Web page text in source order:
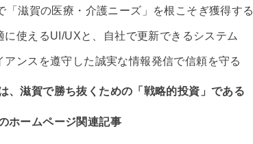
「滋賀の医療・介護ニーズ」を根こそぎ獲得する
に使えるUI/UXと、自社で更新できるシステム
アンスを遵守した誠実な情報発信で信頼を守る
、滋賀で勝ち抜くための「戦略的投資」である
ホームページ関連記事